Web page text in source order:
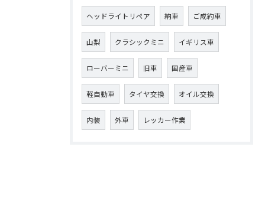
ヘッドライトリペア 納車 ご成約車
山梨 クラシックミニ イギリス車
ローバーミニ 旧車 国産車
軽自動車 タイヤ交換 オイル交換
内装 外車 レッカー作業